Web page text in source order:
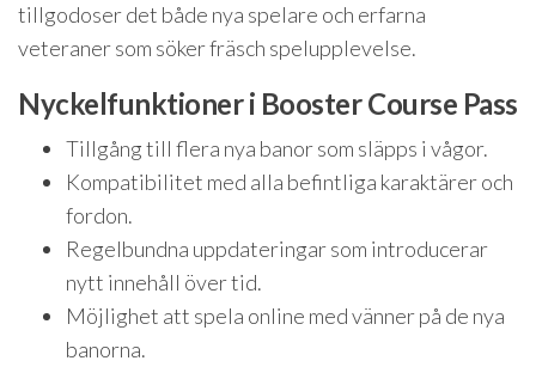
tillgodoser det både nya spelare och erfarna
veteraner som söker fräsch spelupplevelse.
Nyckelfunktioner i Booster Course Pass
Tillgång till flera nya banor som släpps i vågor.
Kompatibilitet med alla befintliga karaktärer och
fordon.
Regelbundna uppdateringar som introducerar
nytt innehåll över tid.
Möjlighet att spela online med vänner på de nya
banorna.